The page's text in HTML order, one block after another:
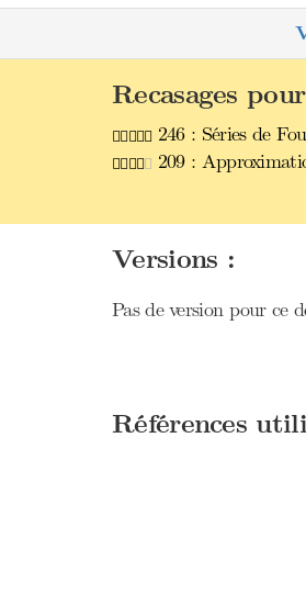
Recasages
246 : Séries de
209 :
Versions :
Pas de version pour ce
Références